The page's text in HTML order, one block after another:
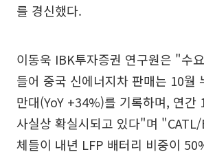
를 경신했다.
이동욱 IBK투자증권 연구원은 "수
들어 중국 신에너지차 판매는 10월
만대(YoY +34%)를 기록하며, 연간
사실상 확실시되고 있다"며 "CATL/
체들이 내년 LFP 배터리 비중이